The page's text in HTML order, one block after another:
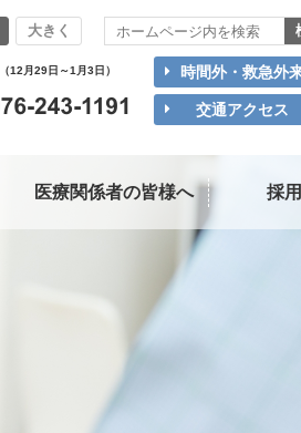
大きく
（12月29日～1月3日） 時間外・救急外
交通アクセス
医療関係者の皆様へ 採